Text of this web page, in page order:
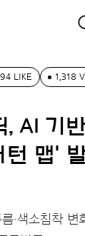
94 LIKE 1,318
, AI 기
턴 맵'
·색소침착 변